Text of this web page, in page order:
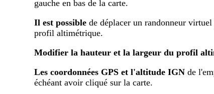
gauche en bas de la carte.
Il est possiblede déplacer un randonneur
profil altimétrique.
Modifier la hauteur et la largeur du profil
Les coordonnées GPS et l'altitude IGNde
échéant avoir cliqué sur la carte.